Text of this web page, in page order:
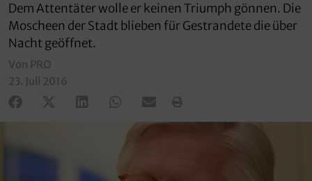
Dem Attentäter wolle er keinen Triumph gönnen. Die
Moscheen der Stadt blieben für Gestrandete die über
Nacht geöffnet.
Von PRO
23. Juli 2016